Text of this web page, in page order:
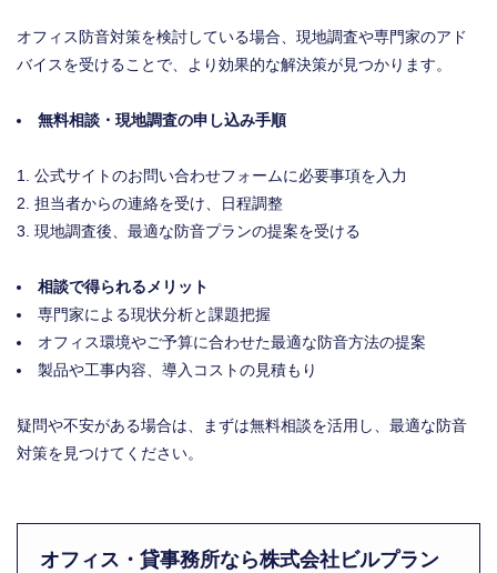
オフィス防音対策を検討している場合、現地調査や専門家のアド
バイスを受けることで、より効果的な解決策が見つかります。
無料相談・現地調査の申し込み手順
公式サイトのお問い合わせフォームに必要事項を入力
担当者からの連絡を受け、日程調整
現地調査後、最適な防音プランの提案を受ける
相談で得られるメリット
専門家による現状分析と課題把握
オフィス環境やご予算に合わせた最適な防音方法の提案
製品や工事内容、導入コストの見積もり
疑問や不安がある場合は、まずは無料相談を活用し、最適な防音
対策を見つけてください。
オフィス・貸事務所なら株式会社ビルプラン